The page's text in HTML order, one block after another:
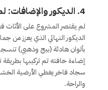
4. الديكور والإضافات:
لم يقتصر المشروع على
الديكور النهائي الذي يعزز من
بألوان هادئة (بيج وذهبي)
إضاءة خافته تم تركيبها
سجاد فاخر يغطي الأرضية
والراحة.